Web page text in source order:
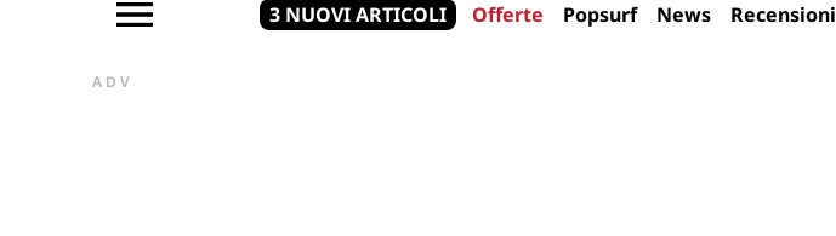
3 NUOVI ARTICOLI Offerte Popsurf News Recensioni
ADV